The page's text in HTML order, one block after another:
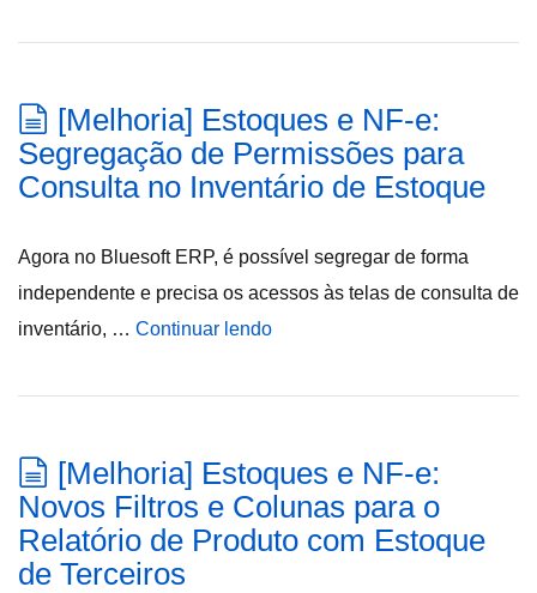
[Melhoria] Estoques e NF-e:
Segregação de Permissões para
Consulta no Inventário de Estoque
Agora no Bluesoft ERP, é possível segregar de forma
independente e precisa os acessos às telas de consulta de
inventário, … Continuar lendo
[Melhoria] Estoques e NF-e:
Novos Filtros e Colunas para o
Relatório de Produto com Estoque
de Terceiros